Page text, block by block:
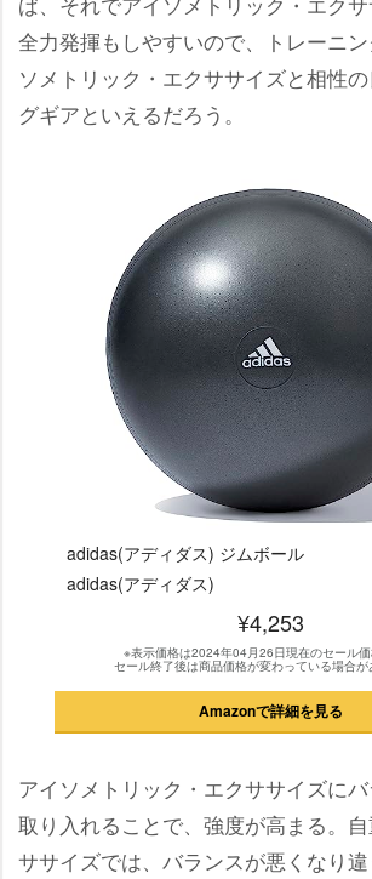
全力発揮もしやすいので、トレーニ
ソメトリック・エクササイズと相性
グギアといえるだろう。
adidas(アディダス) ジムボール
adidas(アディダス)
¥4,253
※表示価格は2024年04月26日現在のセール価
セール終了後は商品価格が変わっている場合が
Amazonで詳細を見る
アイソメトリック・エクササイズに
取り入れることで、強度が高まる。
ササイズでは、バランスが悪くなり